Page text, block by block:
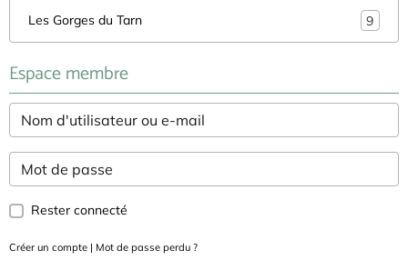
Les Gorges du Tarn 9
Espace membre
Rester connecté
Créer un compte | Mot de passe perdu ?